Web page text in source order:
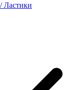
Ластики